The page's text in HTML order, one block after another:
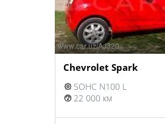
Chevrolet Spark
SOHC N100 L
22 000 км